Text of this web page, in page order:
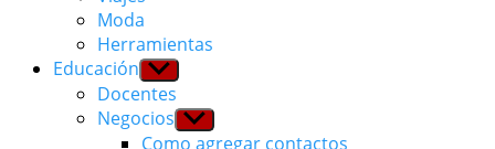
Moda
Herramientas
Educación Show
sub
menu
Docentes
Negocios Show
sub
Como agregar contactos